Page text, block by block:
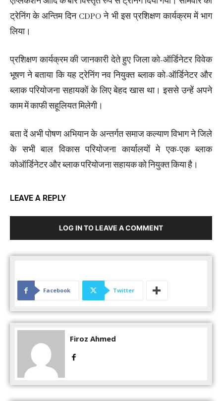
ट्रेनिंग के अन्तिम दिन CDPO ने भी इस प्रशिक्षण कार्यक्रम में भाग
लिया।
प्रशिक्षण कार्यक्रम की जानकारी देते हुए जिला को-ऑर्डिनेटर विवेक
भूषण ने बताया कि यह ट्रेनिंग नव नियुक्त ब्लाक को-ऑर्डिनेटर और
ब्लाक परियोजना सहायकों के लिए बेहद खास था। इससे उन्हें अपने
काम में काफी सहूलियत मिलेगी।
बता दें अभी पोषण अभियान के अन्तर्गत समाज कल्याण विभाग ने जिले
के सभी बाल विकास परियोजना कार्यालयों मे एक-एक ब्लाक
कोऑर्डिनेटर और ब्लाक परियोजना सहायक को नियुक्त किया है।
LEAVE A REPLY
LOG IN TO LEAVE A COMMENT
Facebook Twitter
Firoz Ahmed